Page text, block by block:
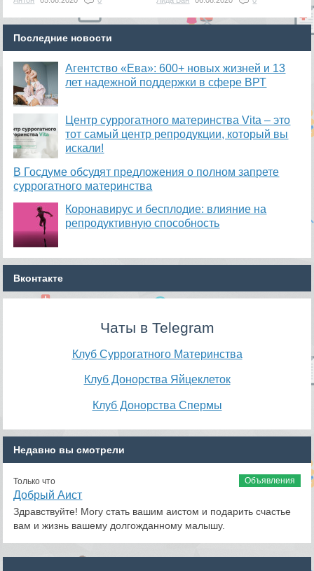
Последние новости
Агентство «Ева»: 600+ новых жизней и 13
лет надежной поддержки в сфере ВРТ
​Центр суррогатного материнства Vita – это
тот самый центр репродукции, который вы
искали!
В Госдуме обсудят предложения о полном запрете
суррогатного материнства
Коронавирус и бесплодие: влияние на
репродуктивную способность
Вконтакте
Чаты в Telegram
Клуб Суррогатного Материнства
Клуб Донорства Яйцеклеток
Клуб Донорства Спермы
Недавно вы смотрели
Объявления
Только что
Добрый Аист
Здравствуйте! Могу стать вашим аистом и подарить счастье
вам и жизнь вашему долгожданному малышу.